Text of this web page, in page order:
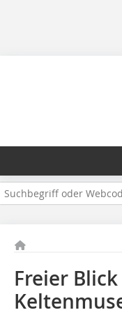
Freier